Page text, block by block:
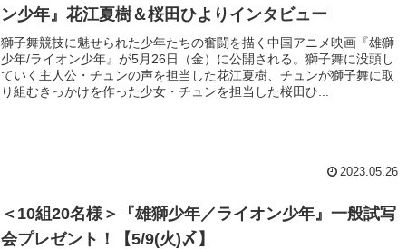
ン少年』花江夏樹＆桜田ひよりインタビュー
獅子舞競技に魅せられた少年たちの奮闘を描く中国アニメ映画『雄獅
少年/ライオン少年』が5月26日（金）に公開される。獅子舞に没頭し
ていく主人公・チュンの声を担当した花江夏樹、チュンが獅子舞に取
り組むきっかけを作った少女・チュンを担当した桜田ひ...
2023.05.26
＜10組20名様＞『雄獅少年／ライオン少年』一般試写
会プレゼント！【5/9(火)〆】